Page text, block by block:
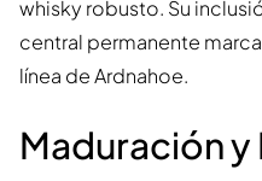
whisky robusto. Su
central permanente
línea de Ardnahoe.
Maduración y